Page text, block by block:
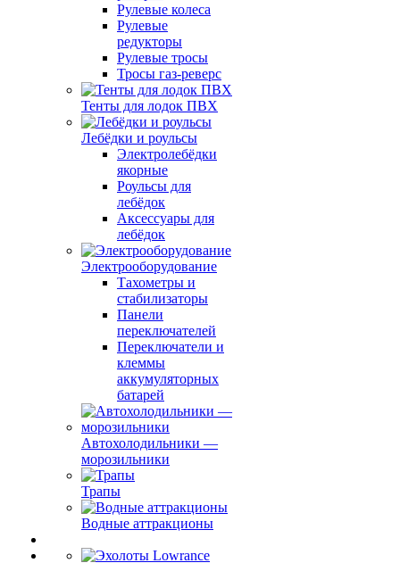
Рулевые колеса
Рулевые
редукторы
Рулевые тросы
Тросы газ-реверс
Тенты для лодок ПВХ
Лебёдки и роульсы
Электролебёдки
якорные
Роульсы для
лебёдок
Аксессуары для
лебёдок
Электрооборудование
Тахометры и
стабилизаторы
Панели
переключателей
Переключатели и
клеммы
аккумуляторных
батарей
Автохолодильники —
морозильники
Трапы
Водные аттракционы